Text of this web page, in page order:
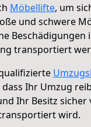
Möbellifte, um
und schwere
Beschädigungen
transportiert
Ihr Umzug
Ihr Besitz sicher
wird.